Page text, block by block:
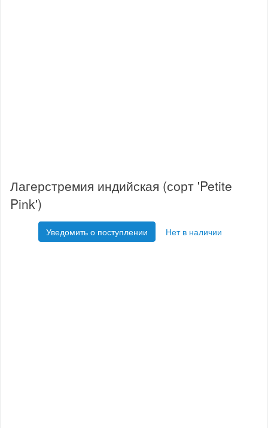
Лагерстремия индийская (сорт 'Petite
Pink')
Уведомить о поступлении Нет в наличии